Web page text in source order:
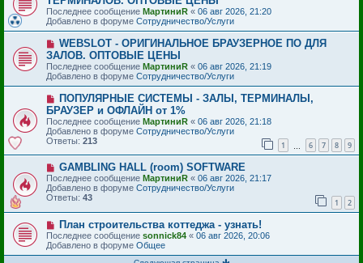
е
о
б
щ
е
н
и
е
в
о
е
с
о
о
б
щ
н
и
е
Последнее сообщение МартиниR « 06 авг 2026, 21:20
Добавлено в форуме Сотрудничество/Услуги
Н
о
в
о
е
с
о
б
щ
е
и
е
WEBSLOT - ОРИГИНАЛЬНОЕ БРАУЗЕРНОЕ ПО ДЛЯ
ЗАЛОВ. ОПТОВЫЕ ЦЕНЫ
Последнее сообщение МартиниR « 06 авг 2026, 21:19
Добавлено в форуме Сотрудничество/Услуги
Н
о
в
о
е
с
о
о
щ
е
н
и
е
ПОПУЛЯРНЫЕ СИСТЕМЫ - ЗАЛЫ, ТЕРМИНАЛЫ,
БРАУЗЕР и ОФЛАЙН от 1%
Последнее сообщение МартиниR « 06 авг 2026, 21:18
Добавлено в форуме Сотрудничество/Услуги
Ответы: 213 1 6 7 8 9
Н
о
в
о
е
с
о
о
б
GAMBLING HALL (room) SOFTWARE
Последнее сообщение МартиниR « 06 авг 2026, 21:17
Добавлено в форуме Сотрудничество/Услуги
Ответы: 43 1 2
Н
о
в
о
План строительства коттеджа - узнать!
Последнее сообщение sonnick84 « 06 авг 2026, 20:06
Добавлено в форуме Общее